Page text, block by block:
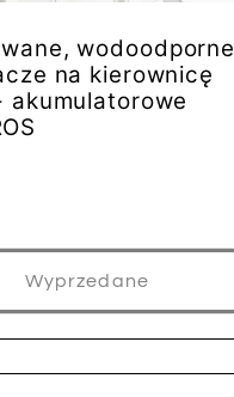
wodoodporne
na kierownicę
akumulatorowe
Wyprzedane